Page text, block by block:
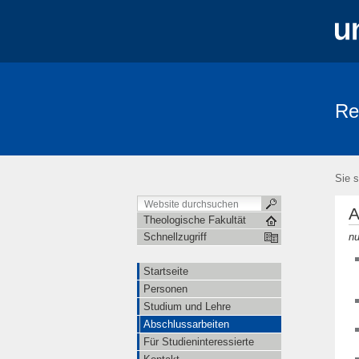
Sie
Theologische Fakultät
Schnellzugriff
Startseite
Personen
Studium und Lehre
Abschlussarbeiten
Für Studieninteressierte